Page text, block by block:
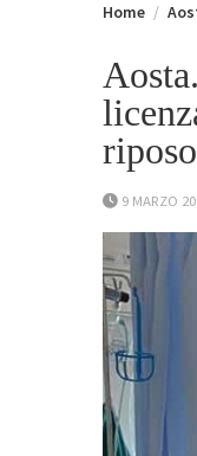
Home
9 MARZO